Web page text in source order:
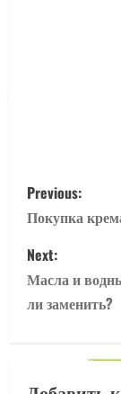
P
o
s
t
Previous:
Покупка
Next:
Масла и
ли заменить?